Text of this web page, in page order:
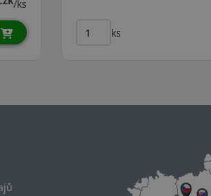
KOŠÍKU